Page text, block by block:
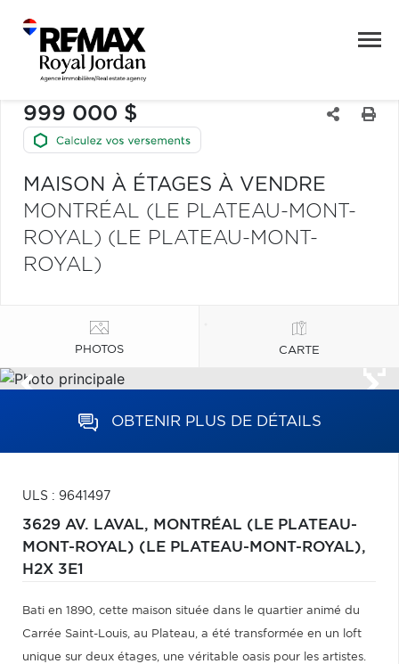
999 000 $
MAISON À ÉTAGES À VENDRE
MONTRÉAL (LE PLATEAU-MONT-
ROYAL) (LE PLATEAU-MONT-
ROYAL)
PHOTOS CARTE
OBTENIR PLUS DE DÉTAILS
ULS : 9641497
3629 AV. LAVAL, MONTRÉAL (LE PLATEAU-
MONT-ROYAL) (LE PLATEAU-MONT-ROYAL),
H2X 3E1
Bati en 1890, cette maison située dans le quartier animé du
Carrée Saint-Louis, au Plateau, a été transformée en un loft
unique sur deux étages, une véritable oasis pour les artistes.